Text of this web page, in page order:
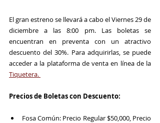
El gran estreno se llevará a cabo el Viernes 29 de
diciembre a las 8:00 pm. Las boletas se
encuentran en preventa con un atractivo
descuento del 30%. Para adquirirlas, se puede
Tiquetera.
Precios de Boletas con Descuento:
Fosa Común: Precio Regular $50,000, Precio